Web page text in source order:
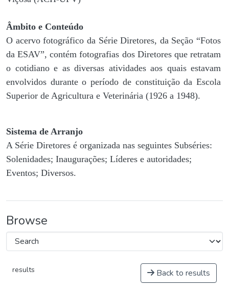
Âmbito e Conteúdo
O acervo fotográfico da Série Diretores, da Seção “Fotos
da ESAV”, contém fotografias dos Diretores que retratam
o cotidiano e as diversas atividades aos quais estavam
envolvidos durante o período de constituição da Escola
Superior de Agricultura e Veterinária (1926 a 1948).
Sistema de Arranjo
A Série Diretores é organizada nas seguintes Subséries:
Solenidades; Inaugurações; Líderes e autoridades;
Eventos; Diversos.
Browse
results Back to results